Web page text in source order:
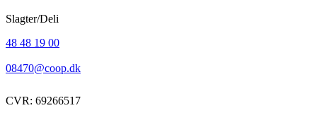
Slagter/Deli
48 48 19 00
08470@coop.dk
CVR: 69266517